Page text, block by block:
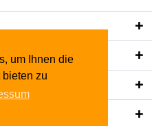
um Ihnen die
zu